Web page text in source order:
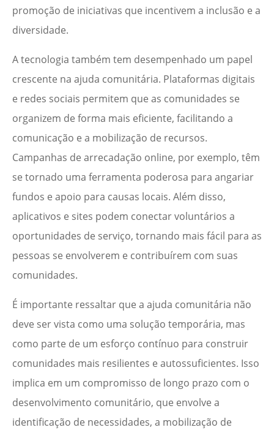
promoção de iniciativas que incentivem a inclusão e a
diversidade.
A tecnologia também tem desempenhado um papel
crescente na ajuda comunitária. Plataformas digitais
e redes sociais permitem que as comunidades se
organizem de forma mais eficiente, facilitando a
comunicação e a mobilização de recursos.
Campanhas de arrecadação online, por exemplo, têm
se tornado uma ferramenta poderosa para angariar
fundos e apoio para causas locais. Além disso,
aplicativos e sites podem conectar voluntários a
oportunidades de serviço, tornando mais fácil para as
pessoas se envolverem e contribuírem com suas
comunidades.
É importante ressaltar que a ajuda comunitária não
deve ser vista como uma solução temporária, mas
como parte de um esforço contínuo para construir
comunidades mais resilientes e autossuficientes. Isso
implica em um compromisso de longo prazo com o
desenvolvimento comunitário, que envolve a
identificação de necessidades, a mobilização de